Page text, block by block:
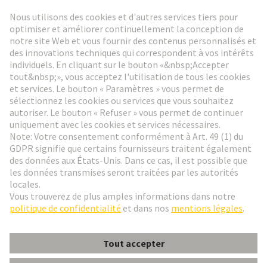
Aller à l'inscription
Social Media
France Français
© HARTING Technology Group